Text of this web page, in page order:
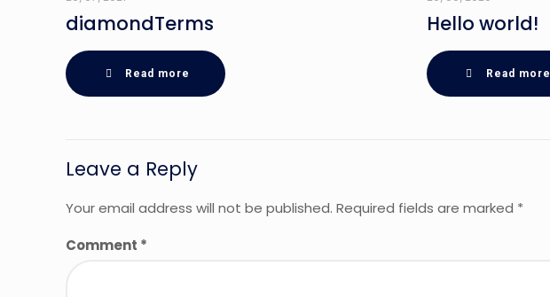
diamondTerms
Read more
Hello world!
Read more
Leave a Reply
Your email address will not be published. Required fields are marked *
Comment *